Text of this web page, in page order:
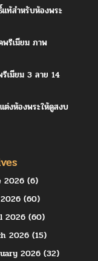
ท้สำหรับห้องพระ
พรีเมียม ภาพ
เมียม 3 ลาย 14
ต่งห้องพระให้ดูสงบ
2026 (6)
(60)
2026 (60)
2026 (15)
2026 (32)